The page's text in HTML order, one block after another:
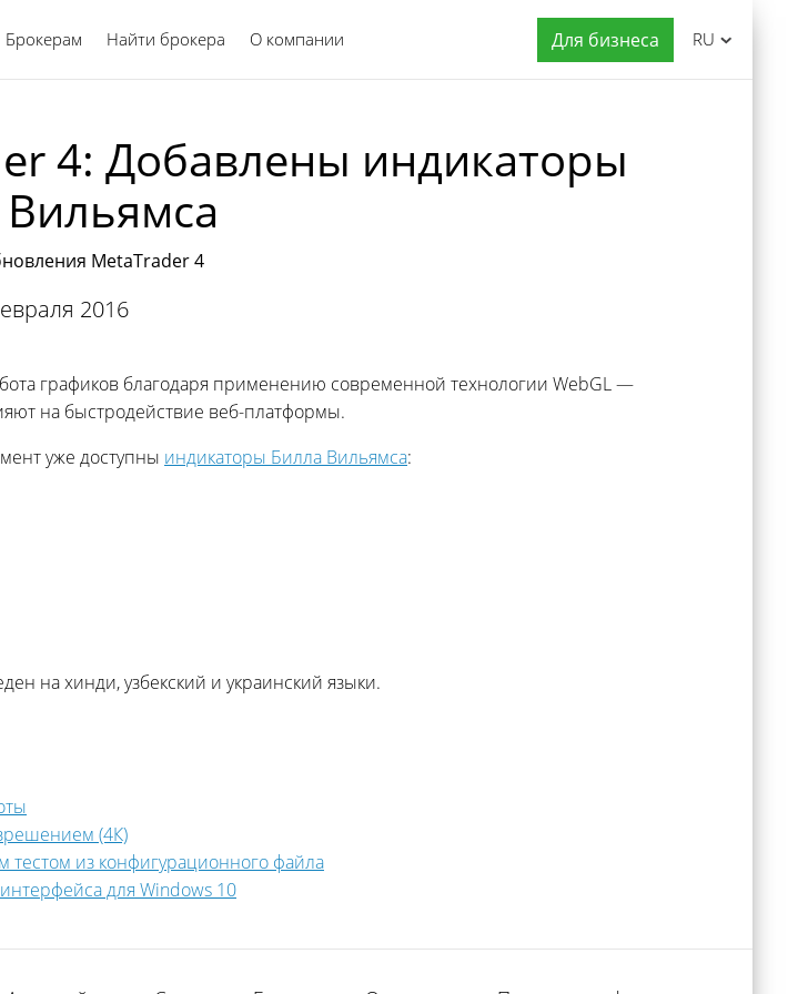
Брокерам Найти брокера О компании Для бизнеса
Русский RU
4: Добавлены индикаторы
MetaTrader 4
2016
графиков благодаря применению современной технологии WebGL —
на быстродействие веб-платформы.
уже доступны индикаторы Билла Вильямса:
на хинди, узбекский и украинский языки.
(4К)
из конфигурационного файла
для Windows 10